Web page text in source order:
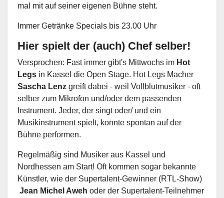
mal mit auf seiner eigenen Bühne steht.
Immer Getränke Specials bis 23.00 Uhr
Hier spielt der (auch) Chef selber!
Versprochen: Fast immer gibt's Mittwochs im Hot
Legs in Kassel die Open Stage. Hot Legs Macher
Sascha Lenz greift dabei - weil Vollblutmusiker - oft
selber zum Mikrofon und/oder dem passenden
Instrument. Jeder, der singt oder/ und ein
Musikinstrument spielt, konnte spontan auf der
Bühne performen.
Regelmäßig sind Musiker aus Kassel und
Nordhessen am Start! Oft kommen sogar bekannte
Künstler, wie der Supertalent-Gewinner (RTL-Show)
Jean Michel Aweh oder der Supertalent-Teilnehmer